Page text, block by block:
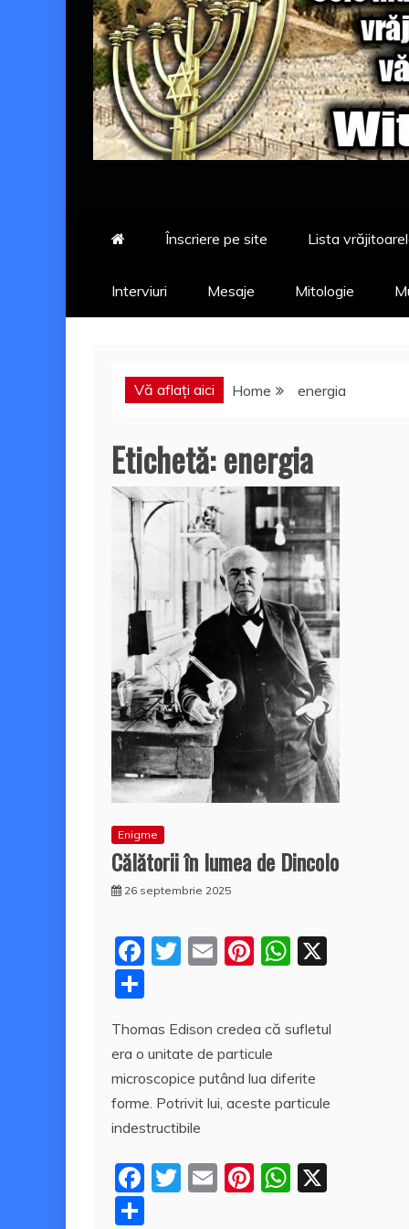
Înscriere pe site Lista
Interviuri Mesaje Mitologie
Vă aflați aici Home energia
Etichetă:energia
Enigme
Călătorii în lumea de Dincolo
26 septembrie 2025
F
e
b
o
o
k
T
er
E
l
Pi
e
st
W
s
A
p
rt
aj
e
a
z
ă
Thomas Edison credea că sufletul
era o unitate de particule
microscopice putând lua diferite
forme. Potrivit lui, aceste particule
indestructibile
F
T
E
Pi W